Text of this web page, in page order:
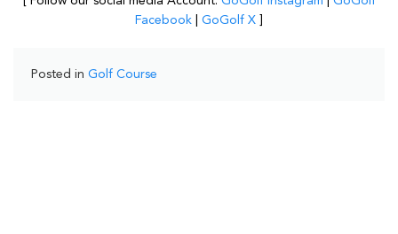
Facebook
GoGolf X
Posted in Golf Course